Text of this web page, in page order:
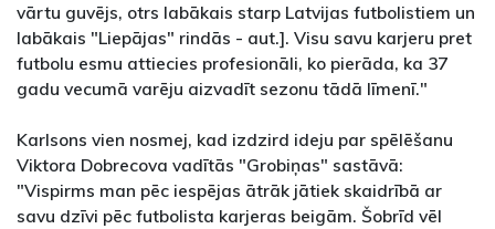
vārtu guvējs, otrs labākais starp Latvijas futbolistiem un
labākais "Liepājas" rindās - aut.]. Visu savu karjeru pret
futbolu esmu attiecies profesionāli, ko pierāda, ka 37
gadu vecumā varēju aizvadīt sezonu tādā līmenī."
Karlsons vien nosmej, kad izdzird ideju par spēlēšanu
Viktora Dobrecova vadītās "Grobiņas" sastāvā:
"Vispirms man pēc iespējas ātrāk jātiek skaidrībā ar
savu dzīvi pēc futbolista karjeras beigām. Šobrīd vēl